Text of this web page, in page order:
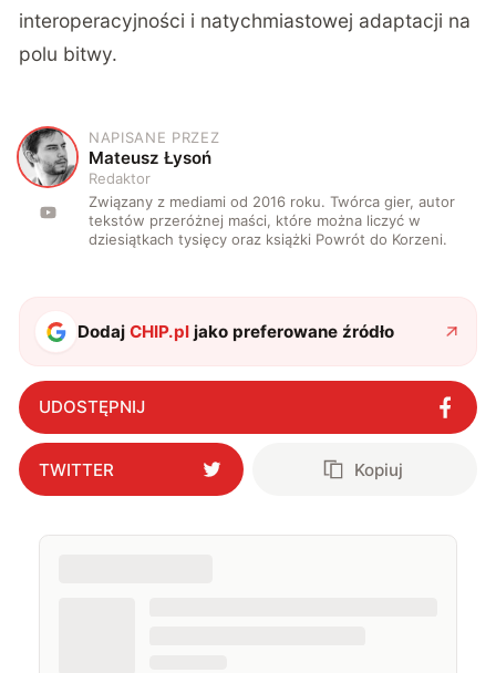
interoperacyjności i natychmiastowej adaptacji na
polu bitwy.
M
NAPISANE PRZEZ
Mateusz Łysoń
Redaktor
Związany z mediami od 2016 roku. Twórca gier, autor
tekstów przeróżnej maści, które można liczyć w
dziesiątkach tysięcy oraz książki Powrót do Korzeni.
DodajCHIP.pl jako preferowane źródło
UDOSTĘPNIJ
TWITTER Kopiuj